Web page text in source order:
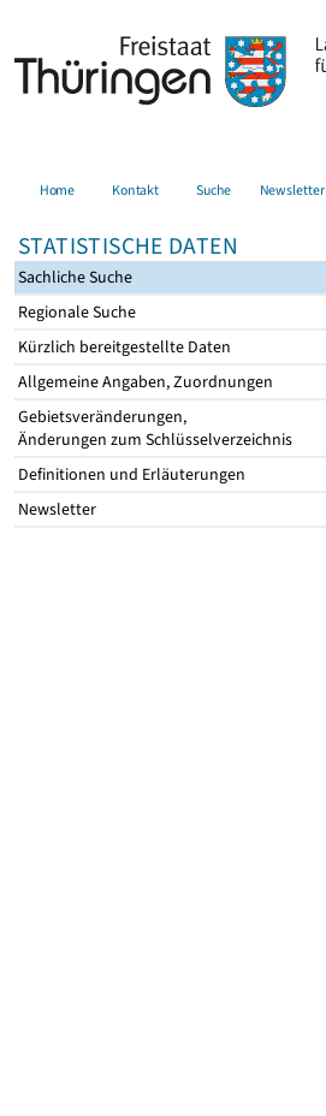
Home Kontakt Suche Newsletter
STATISTISCHE DATEN
Sachliche Suche
Regionale Suche
Kürzlich bereitgestellte Daten
Allgemeine Angaben, Zuordnungen
Gebietsveränderungen,
Änderungen zum Schlüsselverzeichnis
Definitionen und Erläuterungen
Newsletter